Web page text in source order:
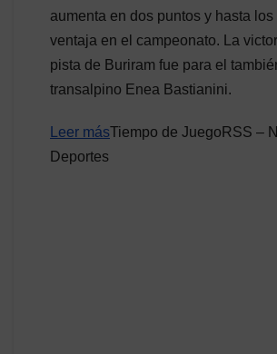
aumenta en dos puntos y hasta los
ventaja en el campeonato. La
pista de Buriram fue para el
transalpino Enea Bastianini.
Leer másTiempo de JuegoRSS –
Deportes